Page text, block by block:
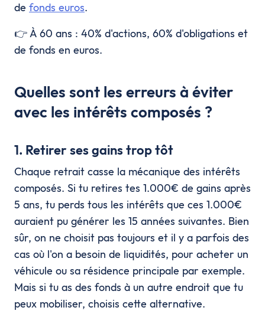
de fonds euros.
👉 À 60 ans : 40% d'actions, 60% d'obligations et
de fonds en euros.
Quelles sont les erreurs à éviter
avec les intérêts composés ?
1. Retirer ses gains trop tôt
Chaque retrait casse la mécanique des intérêts
composés. Si tu retires tes 1.000€ de gains après
5 ans, tu perds tous les intérêts que ces 1.000€
auraient pu générer les 15 années suivantes. Bien
sûr, on ne choisit pas toujours et il y a parfois des
cas où l'on a besoin de liquidités, pour acheter un
véhicule ou sa résidence principale par exemple.
Mais si tu as des fonds à un autre endroit que tu
peux mobiliser, choisis cette alternative.